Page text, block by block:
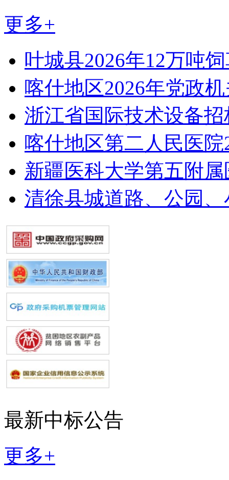
更多+
叶城县2026年12万吨
喀什地区2026年党政
浙江省国际技术设备
喀什地区第二人民医院
新疆医科大学第五附
清徐县城道路、公园
最新中标公告
更多+